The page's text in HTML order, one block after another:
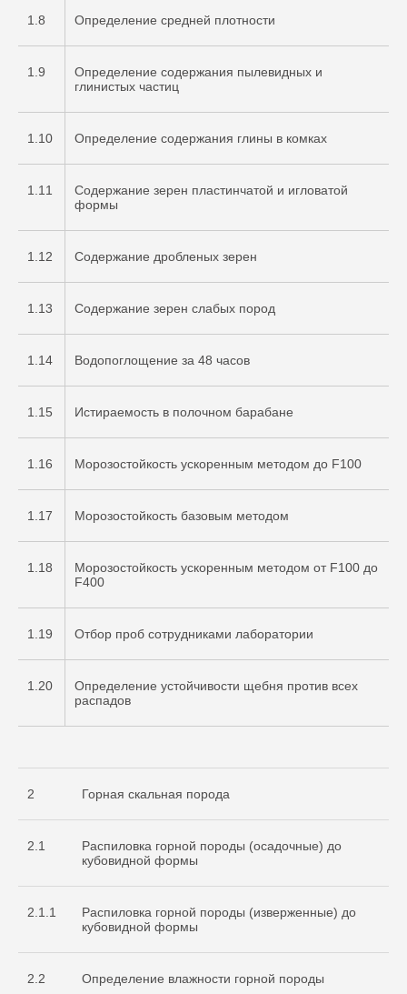
1.8 Определение средней плотности
1.9
Определение содержания пылевидных и
глинистых частиц
1.10 Определение содержания глины в комках
1.11
Содержание зерен пластинчатой и игловатой
формы
1.12 Содержание дробленых зерен
1.13 Содержание зерен слабых пород
1.14 Водопоглощение за 48 часов
1.15 Истираемость в полочном барабане
1.16 Морозостойкость ускоренным методом до F100
1.17 Морозостойкость базовым методом
1.18
Морозостойкость ускоренным методом от F100 до
F400
1.19 Отбор проб сотрудниками лаборатории
1.20
Определение устойчивости щебня против всех
распадов
2 Горная скальная порода
2.1
Распиловка горной породы (осадочные) до
кубовидной формы
2.1.1
Распиловка горной породы (изверженные) до
кубовидной формы
2.2 Определение влажности горной породы